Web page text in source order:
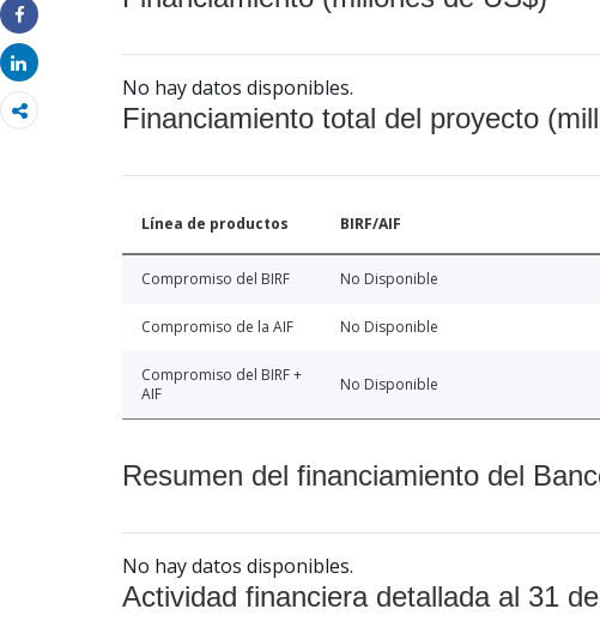
Share
Share
No hay datos disponibles.
Financiamiento total del proyecto
Línea de productos BIRF/AIF
Compromiso del BIRF No Disponible
Compromiso de la AIF No Disponible
Compromiso del BIRF +
AIF
No Disponible
Resumen del financiamiento del
No hay datos disponibles.
Actividad financiera detallada al 31